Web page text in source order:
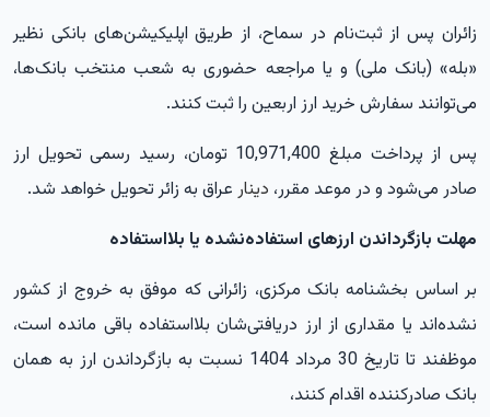
زائران پس از ثبت‌نام در سماح، از طریق اپلیکیشن‌های بانکی نظیر
«بله» (بانک ملی) و یا مراجعه حضوری به شعب منتخب بانک‌ها،
می‌توانند سفارش خرید ارز اربعین را ثبت کنند.
پس از پرداخت مبلغ 10,971,400 تومان، رسید رسمی تحویل ارز
صادر می‌شود و در موعد مقرر، دینار عراق به زائر تحویل خواهد شد.
مهلت بازگرداندن ارزهای استفاده‌نشده یا بلااستفاده
بر اساس بخشنامه بانک مرکزی، زائرانی که موفق به خروج از کشور
نشده‌اند یا مقداری از ارز دریافتی‌شان بلااستفاده باقی مانده است،
موظفند تا تاریخ 30 مرداد 1404 نسبت به بازگرداندن ارز به همان
بانک صادرکننده اقدام کنند،